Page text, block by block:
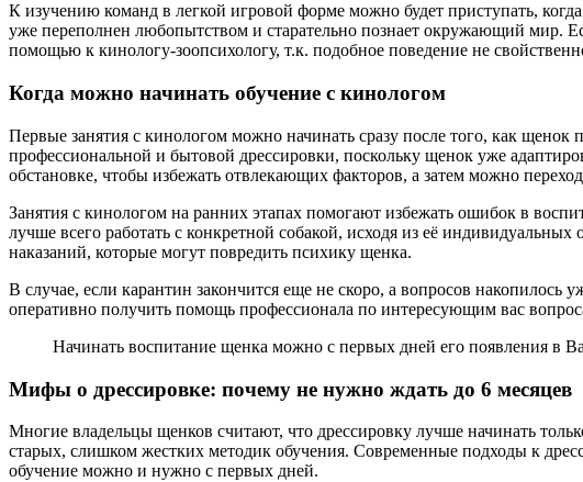
К изучению команд в легкой игровой форме можно будет приступать,
уже переполнен любопытством и старательно познает окружающий мир.
помощью к кинологу-зоопсихологу, т.к. подобное поведение не
Когда можно начинать обучение с кинологом
Первые занятия с кинологом можно начинать сразу после того, как
профессиональной и бытовой дрессировки, поскольку щенок уже
обстановке, чтобы избежать отвлекающих факторов, а затем можно
Занятия с кинологом на ранних этапах помогают избежать ошибок в
лучше всего работать с конкретной собакой, исходя из её
наказаний, которые могут повредить психику щенка.
В случае, если карантин закончится еще не скоро, а вопросов
оперативно получить помощь профессионала по интересующим вас
Начинать воспитание щенка можно с первых дней его появления в
Мифы о дрессировке: почему не нужно ждать до 6 месяцев
Многие владельцы щенков считают, что дрессировку лучше начинать
старых, слишком жестких методик обучения. Современные подходы к
обучение можно и нужно с первых дней.